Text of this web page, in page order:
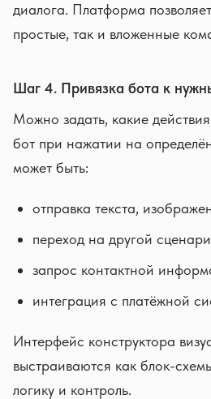
диалога. Платформа
простые, так и вложенные
Шаг 4. Привязка бота к
Можно задать, какие
бот при нажатии на
может быть:
отправка текста,
переход на другой
запрос контактной
интеграция с платёжной
Интерфейс конструктора
выстраиваются как блок-
логику и контроль.